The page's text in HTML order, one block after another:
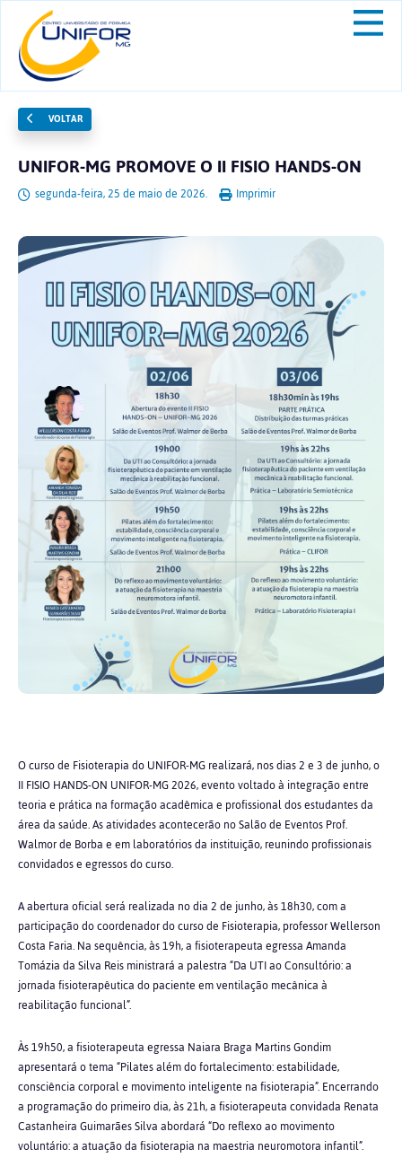
VOLTAR
UNIFOR-MG PROMOVE O II FISIO HANDS-ON
segunda-feira, 25 de maio de 2026. Imprimir
O curso de Fisioterapia do UNIFOR-MG realizará, nos dias 2 e 3 de junho, o
II FISIO HANDS-ON UNIFOR-MG 2026, evento voltado à integração entre
teoria e prática na formação acadêmica e profissional dos estudantes da
área da saúde. As atividades acontecerão no Salão de Eventos Prof.
Walmor de Borba e em laboratórios da instituição, reunindo profissionais
convidados e egressos do curso.
A abertura oficial será realizada no dia 2 de junho, às 18h30, com a
participação do coordenador do curso de Fisioterapia, professor Wellerson
Costa Faria. Na sequência, às 19h, a fisioterapeuta egressa Amanda
Tomázia da Silva Reis ministrará a palestra “Da UTI ao Consultório: a
jornada fisioterapêutica do paciente em ventilação mecânica à
reabilitação funcional”.
Às 19h50, a fisioterapeuta egressa Naiara Braga Martins Gondim
apresentará o tema “Pilates além do fortalecimento: estabilidade,
consciência corporal e movimento inteligente na fisioterapia”. Encerrando
a programação do primeiro dia, às 21h, a fisioterapeuta convidada Renata
Castanheira Guimarães Silva abordará “Do reflexo ao movimento
voluntário: a atuação da fisioterapia na maestria neuromotora infantil”.